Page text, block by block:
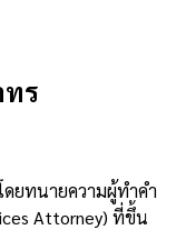
ทร
ดยทนายความผู้ทำคำ
Attorney) ที่ขึ้น